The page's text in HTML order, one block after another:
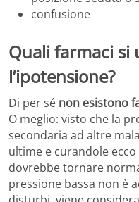
confusione
Quali farmaci si
l’ipotensione?
Di per sé non esistono
O meglio: visto che la
secondaria ad altre
ultime e curandole
dovrebbe tornare
pressione bassa non è